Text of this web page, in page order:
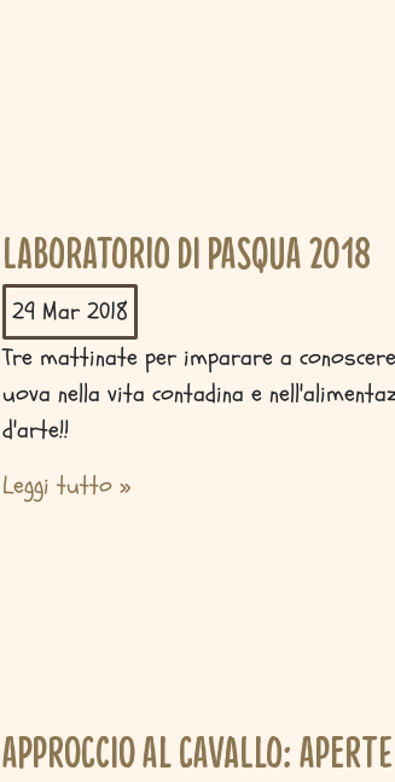
Laboratorio di Pasqua 2018
29 Mar 2018
Tre mattinate per imparare a
uova nella vita contadina e
d'arte!!
Leggi tutto »
Approccio al Cavallo: